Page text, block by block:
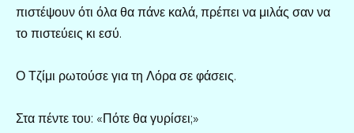
πιστέψουν ότι όλα θα πάνε καλά, πρέπει να μιλάς σαν να
το πιστεύεις κι εσύ.
Ο Τζίμι ρωτούσε για τη Λόρα σε φάσεις.
Στα πέντε του: «Πότε θα γυρίσει;»